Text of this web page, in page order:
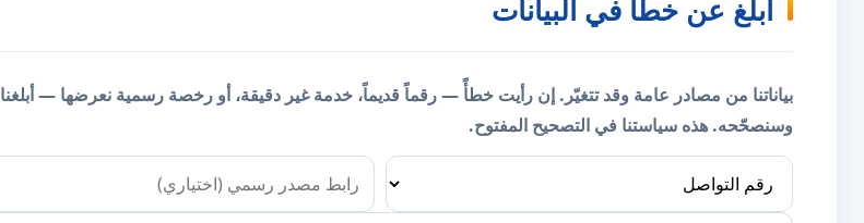
أبلغ عن خطأ في البيانات
بياناتنا من مصادر عامة وقد تتغيّر. إن رأيت خطأً — رقماً قديماً، خدمة غير دقيقة، أو رخصة رسمية نعرضها — أبلغنا
وسنصحّحه. هذه سياستنا في التصحيح المفتوح.